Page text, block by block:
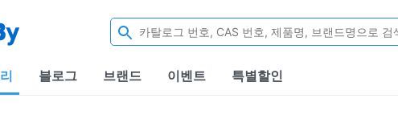
블로그 브랜드 이벤트 특별할인